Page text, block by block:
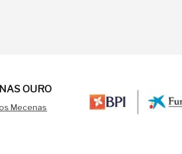
OURO
Mecenas